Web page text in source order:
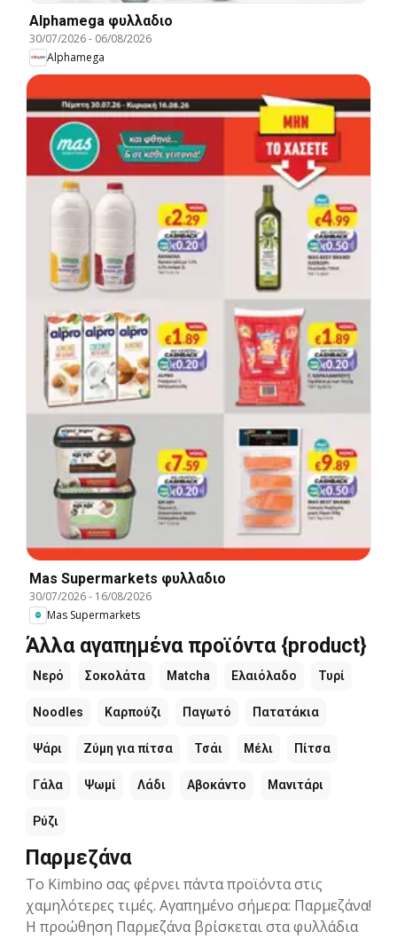
Alphamega φυλλαδιο
30/07/2026- 06/08/2026
Alphamega
Mas Supermarkets φυλλαδιο
30/07/2026- 16/08/2026
Mas Supermarkets
Άλλα αγαπημένα προϊόντα {product}
Νερό Σοκολάτα Matcha Ελαιόλαδο Τυρί
Noodles Καρπούζι Παγωτό Πατατάκια
Ψάρι Ζύμη για πίτσα Τσάι Μέλι Πίτσα
Γάλα Ψωμί Λάδι Αβοκάντο Μανιτάρι
Ρύζι
Παρμεζάνα
Το Kimbino σας φέρνει πάντα προϊόντα στις
χαμηλότερες τιμές. Αγαπημένο σήμερα: Παρμεζάνα!
Η προώθηση Παρμεζάνα βρίσκεται στα φυλλάδια